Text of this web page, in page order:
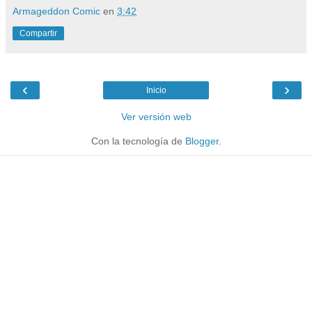
Armageddon Comic en 3:42
Compartir
‹ ›
Inicio
Ver versión web
Con la tecnología de Blogger.